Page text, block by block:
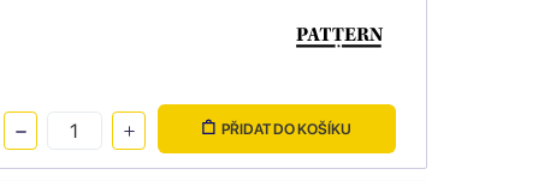
PŘIDAT DO KOŠÍKU